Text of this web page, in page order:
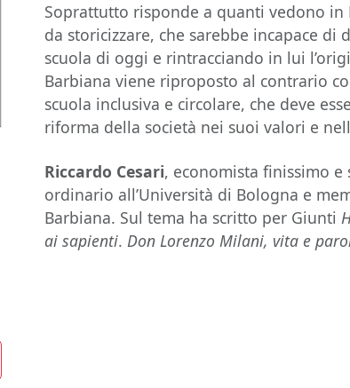
Soprattutto risponde a quanti vedono in
da storicizzare, che sarebbe incapace di
scuola di oggi e rintracciando in lui
Barbiana viene riproposto al contrario
scuola inclusiva e circolare, che deve
riforma della società nei suoi valori e
Riccardo Cesari, economista finissimo
ordinario all’Università di Bologna e
Barbiana. Sul tema ha scritto per Giunti
ai sapienti.Don Lorenzo Milani, vita e